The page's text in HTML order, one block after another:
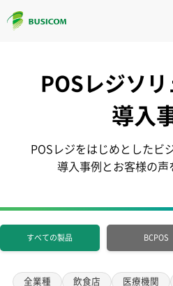
POSレジソ
導入
POSレジをはじめとしたビ
導入事例とお客様の声
すべての製品 BCPOS
全業種 飲食店 医療機関